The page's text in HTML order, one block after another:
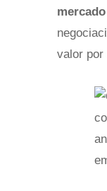
mercado
valor por